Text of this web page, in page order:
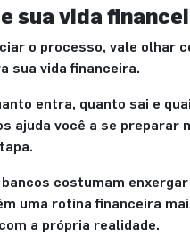
sua vida
o processo, vale olhar
sua vida financeira.
entra, quanto sai e
ajuda você a se preparar
costumam
uma rotina financeira
a própria realidade.